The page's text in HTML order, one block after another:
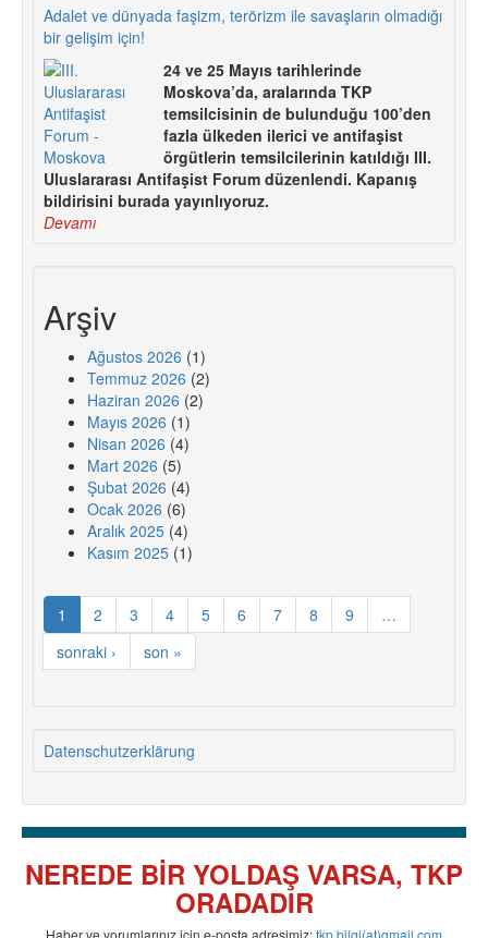
Adalet ve dünyada faşizm, terörizm ile savaşların olmadığı
bir gelişim için!
24 ve 25 Mayıs tarihlerinde
Moskova’da, aralarında TKP
temsilcisinin de bulunduğu 100’den
fazla ülkeden ilerici ve antifaşist
örgütlerin temsilcilerinin katıldığı III.
Uluslararası Antifaşist Forum düzenlendi. Kapanış
bildirisini burada yayınlıyoruz.
Devamı
Arşiv
Ağustos 2026 (1)
Temmuz 2026 (2)
Haziran 2026 (2)
Mayıs 2026 (1)
Nisan 2026 (4)
Mart 2026 (5)
Şubat 2026 (4)
Ocak 2026 (6)
Aralık 2025 (4)
Kasım 2025 (1)
1 2 3 4 5 6 7 8 9
…
sonraki ›
son »
Datenschutzerklärung
NEREDE BİR YOLDAŞ VARSA, TKP
ORADADIR
Haber ve yorumlarınız için e-posta adresimiz:tkp.bilgi(at)gmail.com